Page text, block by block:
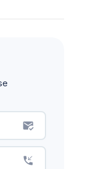
mark_email_read
phone_callback